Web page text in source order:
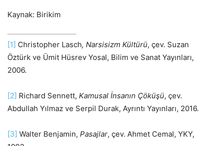
Kaynak: Birikim
[1] Christopher Lasch, Narsisizm Kültürü, çev. Suzan
Öztürk ve Ümit Hüsrev Yosal, Bilim ve Sanat Yayınları,
2006.
[2] Richard Sennett, Kamusal İnsanın Çöküşü, çev.
Abdullah Yılmaz ve Serpil Durak, Ayrıntı Yayınları, 2016.
[3] Walter Benjamin, Pasajlar, çev. Ahmet Cemal, YKY,